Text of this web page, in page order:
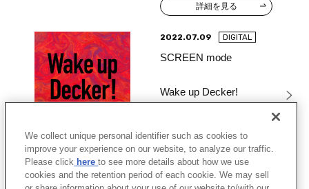
詳細を見る
2022.07.09 DIGITAL
SCREEN mode
Wake up Decker!
詳細を見る
We collect unique personal identifier such as cookies to
improve your experience on our website, to analyze our traffic.
Please click hereto see more details about how we use
cookies and the retention period of each cookie. We may sell